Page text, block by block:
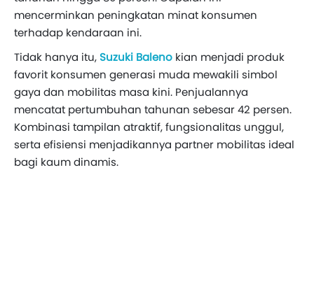
mencerminkan peningkatan minat konsumen
terhadap kendaraan ini.
Tidak hanya itu, Suzuki Baleno kian menjadi produk
favorit konsumen generasi muda mewakili simbol
gaya dan mobilitas masa kini. Penjualannya
mencatat pertumbuhan tahunan sebesar 42 persen.
Kombinasi tampilan atraktif, fungsionalitas unggul,
serta efisiensi menjadikannya partner mobilitas ideal
bagi kaum dinamis.